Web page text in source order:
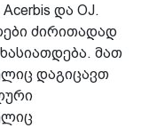
და OJ.
ძირითადად
მათ
დაგიცავთ